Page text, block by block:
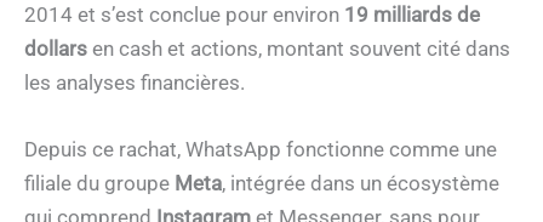
2014 et s’est conclue pour environ 19 milliards de
dollars en cash et actions, montant souvent cité dans
les analyses financières.
Depuis ce rachat, WhatsApp fonctionne comme une
filiale du groupe Meta, intégrée dans un écosystème
qui comprend Instagram et Messenger, sans pour